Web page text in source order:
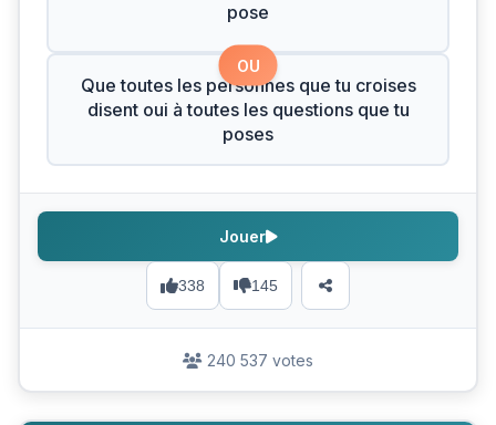
pose
OU
Que toutes les personnes que tu croises
disent oui à toutes les questions que tu
poses
338 145
Jouer
240 537 votes